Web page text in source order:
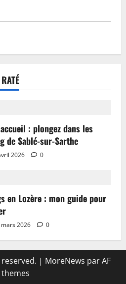
: plongez dans les
de Sablé-sur-Sarthe
2026 0
en Lozère : mon guide pour
2026 0
| MoreNews par AF
themes